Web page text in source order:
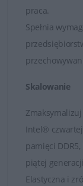
Serwery Dell
liczbę wnęk
rozwiązanie
Niektóre
jako jednostki
praca.
Spełnia
Skalowanie
Intel®
pamięci
piątej generacji
Elastyczna i